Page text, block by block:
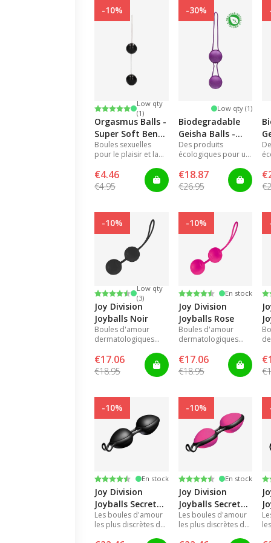
pour une utilisation optimale.
Nous vous envoyons toujours les billes
discrètement afin que personne ne sache
dans le paquet.
-10%
Note:
5.0 sur 5 étoiles
Low qty
(1)
Orgasmus Balls -
Super Soft Ben
Wa Balls
Boules sexuelles
pour le plaisir et la
musculaire.
€4.46
€4.95
-30%
Low qty (1)
Biodegradable
Geisha Balls -
Purple
Des produits
écologiques pour un
€18.87
€26.95
-10%
Note:
4.3 sur 5 étoiles
Low qty
(3)
Joy Division
Joyballs Noir
Boules d'amour
dermatologiques
muscles du vagin.
€17.06
€18.95
-10%
Note:
4.3 sur 5 étoiles
En stock
Joy Division
Joyballs Rose
Boules d'amour
dermatologiques
muscles du vagin.
€17.06
€18.95
-10%
Note:
4.3 sur 5 étoiles
En stock
Joy Division
Joyballs Secret
Noir
Les boules d'amour
les plus discrètes du
-10%
Note:
4.3 sur 5 étoiles
En stock
Joy Division
Joyballs Secret
Rose/Noir
Les boules d'amour
les plus discrètes du